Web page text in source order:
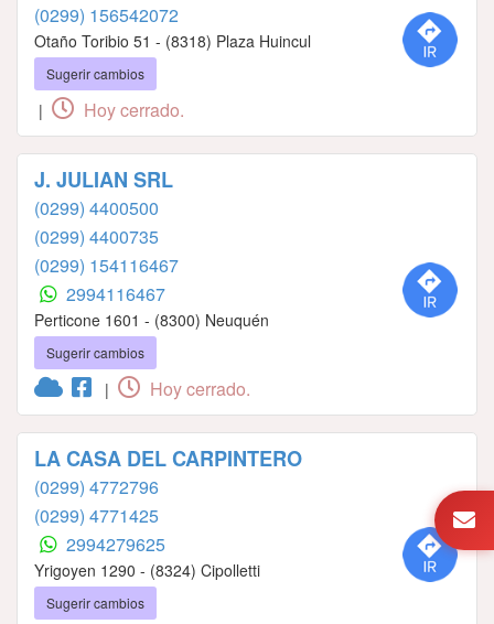
(0299) 156542072
Otaño Toribio 51 - (8318) Plaza Huincul
Sugerir cambios
| Hoy cerrado.
J. JULIAN SRL
(0299) 4400500
(0299) 4400735
(0299) 154116467
2994116467
Perticone 1601 - (8300) Neuquén
Sugerir cambios
| Hoy cerrado.
LA CASA DEL CARPINTERO
(0299) 4772796
(0299) 4771425
2994279625
Yrigoyen 1290 - (8324) Cipolletti
Sugerir cambios